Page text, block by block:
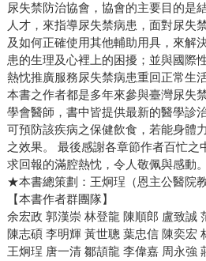
尿失禁防治協會，協會的主要目的是
人才，來指導尿失禁病患，面對尿失
及如何正確使用其他輔助用具，來解
患的生理及心裡上的困擾；並與國際
熱忱推廣服務尿失禁病患重回正常生活
本書之作者都是多年來參與臺灣尿失
學會醫師，書中皆提供最新的醫學診
可預防該疾病之保健飲食，若能身體
之效果。 最後感謝各章節作者百忙之
求回報的滿腔熱忱，令人敬佩與感動。
★本書總策劃：王炯珵（恩主公醫院
【本書作者群團隊】
余宏政 郭漢崇 林登龍 陳順郎 盧致誠
陳志碩 李明輝 黃世聰 葉忠信 陳奕宏
王炯珵 唐一清 鄒頡龍 李偉嘉 周永強